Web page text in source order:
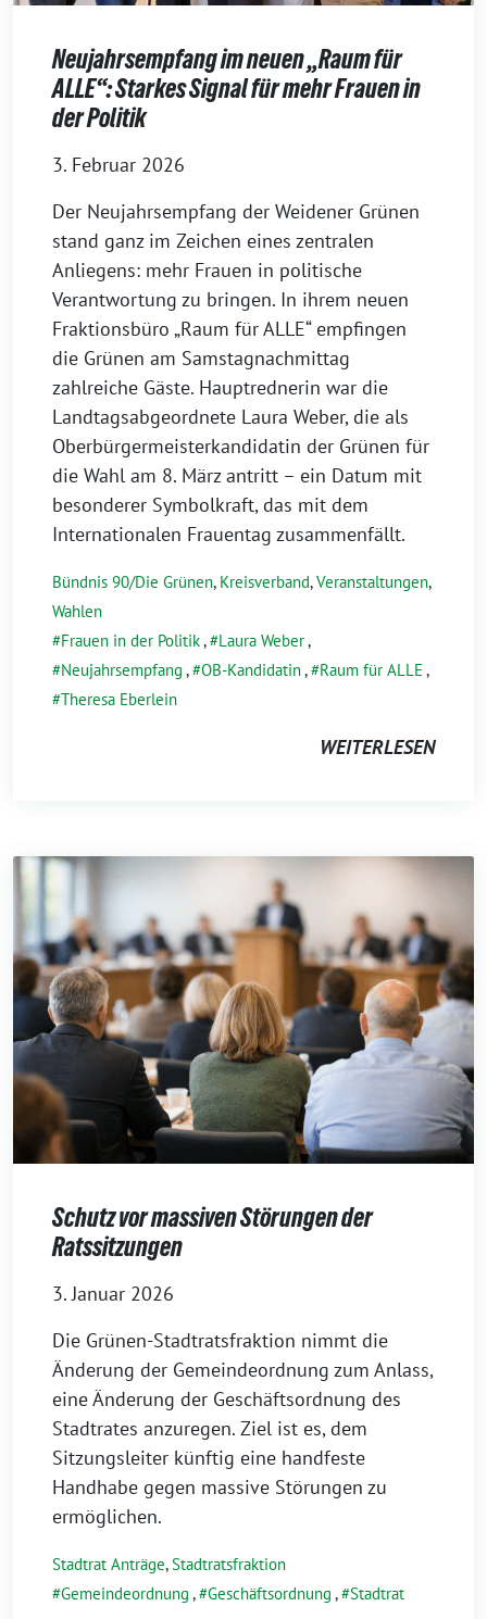
Neujahrsempfang im neuen „Raum für
ALLE“: Starkes Signal für mehr Frauen in
der Politik
3. Februar 2026
Der Neujahrsempfang der Weidener Grünen
stand ganz im Zeichen eines zentralen
Anliegens: mehr Frauen in politische
Verantwortung zu bringen. In ihrem neuen
Fraktionsbüro „Raum für ALLE“ empfingen
die Grünen am Samstagnachmittag
zahlreiche Gäste. Hauptrednerin war die
Landtagsabgeordnete Laura Weber, die als
Oberbürgermeisterkandidatin der Grünen für
die Wahl am 8. März antritt – ein Datum mit
besonderer Symbolkraft, das mit dem
Internationalen Frauentag zusammenfällt.
Bündnis 90/Die Grünen, Kreisverband,Veranstaltungen,
Wahlen
Frauen in der Politik, Laura Weber,
Neujahrsempfang , OB-Kandidatin, Raum für ALLE ,
Theresa Eberlein
WEITERLESEN
Schutz vor massiven Störungen der
Ratssitzungen
3. Januar 2026
Die Grünen-Stadtratsfraktion nimmt die
Änderung der Gemeindeordnung zum Anlass,
eine Änderung der Geschäftsordnung des
Stadtrates anzuregen. Ziel ist es, dem
Sitzungsleiter künftig eine handfeste
Handhabe gegen massive Störungen zu
ermöglichen.
Stadtrat Anträge,Stadtratsfraktion
Gemeindeordnung , Geschäftsordnung , Stadtrat